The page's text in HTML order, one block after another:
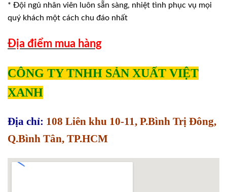
* Đội ngủ nhân viên luôn sẵn sàng, nhiệt tình phục vụ mọi
quý khách một cách chu đáo nhất
Địa điểm mua hàng
CÔNG TY TNHH SẢN XUẤT VIỆT
XANH
Địa chỉ: 108 Liên khu 10-11, P.Bình Trị Đông,
Q.Bình Tân, TP.HCM